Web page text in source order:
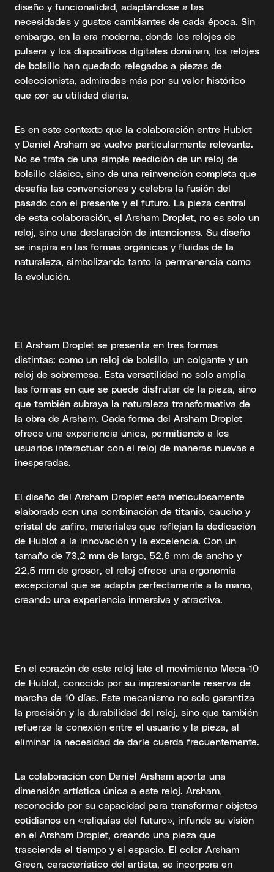
diseño y funcionalidad, adaptándose a las
necesidades y gustos cambiantes de cada época. Sin
embargo, en la era moderna, donde los relojes de
pulsera y los dispositivos digitales dominan, los relojes
de bolsillo han quedado relegados a piezas de
coleccionista, admiradas más por su valor histórico
que por su utilidad diaria.
Es en este contexto que la colaboración entre Hublot
y Daniel Arsham se vuelve particularmente relevante.
No se trata de una simple reedición de un reloj de
bolsillo clásico, sino de una reinvención completa que
desafía las convenciones y celebra la fusión del
pasado con el presente y el futuro. La pieza central
de esta colaboración, el Arsham Droplet, no es solo un
reloj, sino una declaración de intenciones. Su diseño
se inspira en las formas orgánicas y fluidas de la
naturaleza, simbolizando tanto la permanencia como
la evolución.
El Arsham Droplet se presenta en tres formas
distintas: como un reloj de bolsillo, un colgante y un
reloj de sobremesa. Esta versatilidad no solo amplía
las formas en que se puede disfrutar de la pieza, sino
que también subraya la naturaleza transformativa de
la obra de Arsham. Cada forma del Arsham Droplet
ofrece una experiencia única, permitiendo a los
usuarios interactuar con el reloj de maneras nuevas e
inesperadas.
El diseño del Arsham Droplet está meticulosamente
elaborado con una combinación de titanio, caucho y
cristal de zafiro, materiales que reflejan la dedicación
de Hublot a la innovación y la excelencia. Con un
tamaño de 73,2 mm de largo, 52,6 mm de ancho y
22,5 mm de grosor, el reloj ofrece una ergonomía
excepcional que se adapta perfectamente a la mano,
creando una experiencia inmersiva y atractiva.
En el corazón de este reloj late el movimiento Meca-10
de Hublot, conocido por su impresionante reserva de
marcha de 10 días. Este mecanismo no solo garantiza
la precisión y la durabilidad del reloj, sino que también
refuerza la conexión entre el usuario y la pieza, al
eliminar la necesidad de darle cuerda frecuentemente.
La colaboración con Daniel Arsham aporta una
dimensión artística única a este reloj. Arsham,
reconocido por su capacidad para transformar objetos
cotidianos en «reliquias del futuro», infunde su visión
en el Arsham Droplet, creando una pieza que
trasciende el tiempo y el espacio. El color Arsham
Green, característico del artista, se incorpora en